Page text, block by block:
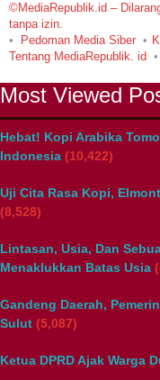
©MediaRepublik.id –
tanpa izin.
Pedoman Media Siber
Tentang MediaRepublik. id
Most Viewed
Hebat! Kopi Arabika
Indonesia (10,422)
Uji Cita Rasa Kopi,
(8,528)
Lintasan, Usia, Dan
Menaklukkan Batas Usia
Gandeng Daerah,
Sulut (5,087)
Ketua DPRD Ajak Warga